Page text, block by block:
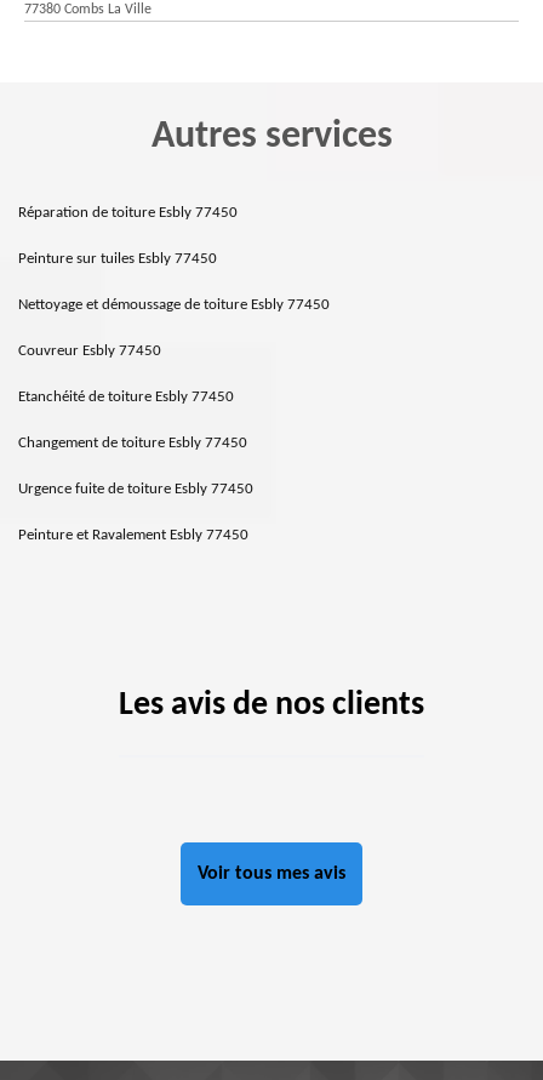
77380 Combs La Ville
Autres services
Réparation de toiture Esbly 77450
Peinture sur tuiles Esbly 77450
Nettoyage et démoussage de toiture Esbly 77450
Couvreur Esbly 77450
Etanchéité de toiture Esbly 77450
Changement de toiture Esbly 77450
Urgence fuite de toiture Esbly 77450
Peinture et Ravalement Esbly 77450
Les avis de nos clients
Voir tous mes avis